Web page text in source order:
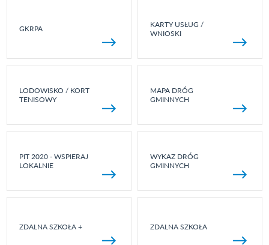
GKRPA
KARTY USŁUG /
WNIOSKI
LODOWISKO / KORT
TENISOWY
MAPA DRÓG
GMINNYCH
PIT 2020 - WSPIERAJ
LOKALNIE
WYKAZ DRÓG
GMINNYCH
ZDALNA SZKOŁA + ZDALNA SZKOŁA